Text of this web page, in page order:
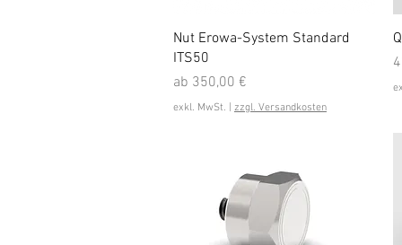
Schnellansicht
Nut Erowa-System Standard
ITS50
ab 350,00 €
Sale-Preis
exkl. MwSt. zzgl. Versandkosten